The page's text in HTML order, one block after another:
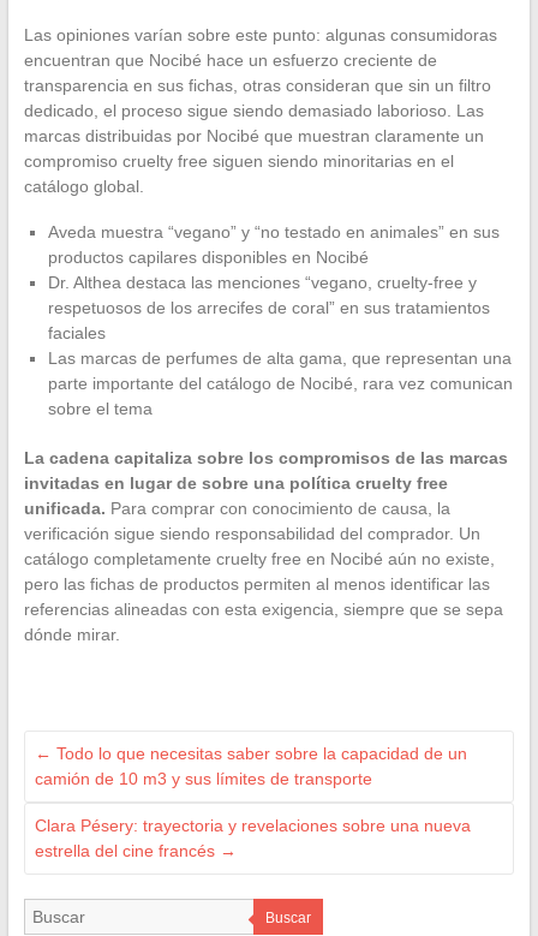
Las opiniones varían sobre este punto: algunas consumidoras
encuentran que Nocibé hace un esfuerzo creciente de
transparencia en sus fichas, otras consideran que sin un filtro
dedicado, el proceso sigue siendo demasiado laborioso. Las
marcas distribuidas por Nocibé que muestran claramente un
compromiso cruelty free siguen siendo minoritarias en el
catálogo global.
Aveda muestra “vegano” y “no testado en animales” en sus
productos capilares disponibles en Nocibé
Dr. Althea destaca las menciones “vegano, cruelty-free y
respetuosos de los arrecifes de coral” en sus tratamientos
faciales
Las marcas de perfumes de alta gama, que representan una
parte importante del catálogo de Nocibé, rara vez comunican
sobre el tema
La cadena capitaliza sobre los compromisos de las marcas
invitadas en lugar de sobre una política cruelty free
unificada. Para comprar con conocimiento de causa, la
verificación sigue siendo responsabilidad del comprador. Un
catálogo completamente cruelty free en Nocibé aún no existe,
pero las fichas de productos permiten al menos identificar las
referencias alineadas con esta exigencia, siempre que se sepa
dónde mirar.
← Todo lo que necesitas saber sobre la capacidad de un
camión de 10 m3 y sus límites de transporte
Clara Pésery: trayectoria y revelaciones sobre una nueva
estrella del cine francés →
Buscar